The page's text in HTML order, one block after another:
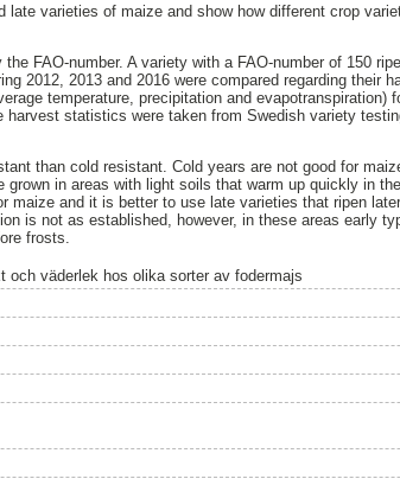
varieties of maize and show how different crop
FAO-number. A variety with a FAO-number of 150
2012, 2013 and 2016 were compared regarding their
temperature, precipitation and evapotranspiration)
statistics were taken from Swedish variety
than cold resistant. Cold years are not good for
in areas with light soils that warm up quickly in
maize and it is better to use late varieties that ripen
is not as established, however, in these areas early
frosts.
och väderlek hos olika sorter av fodermajs